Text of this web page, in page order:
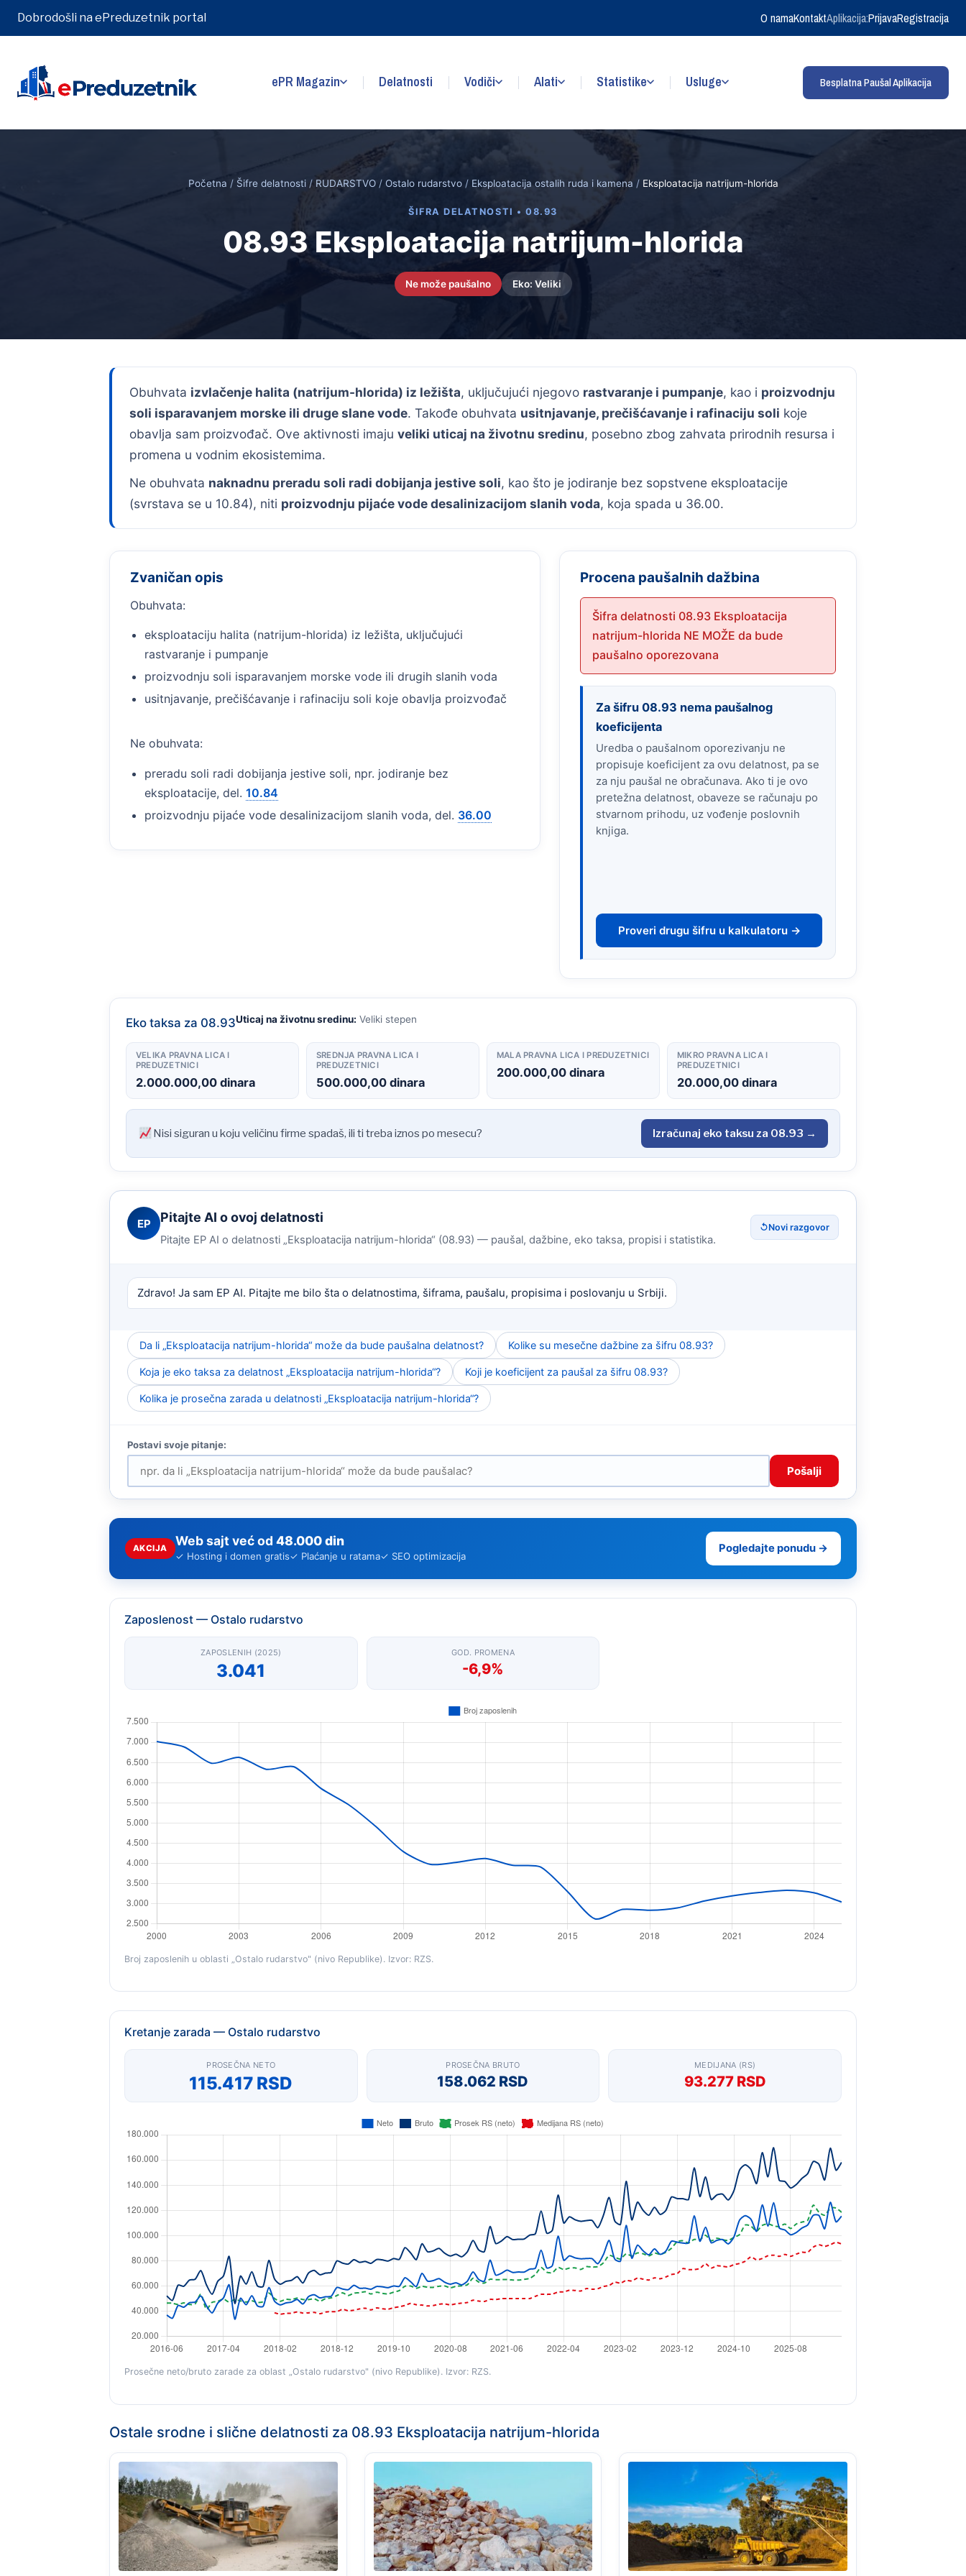
Dobrodošli na ePreduzetnik portal O namaKontaktAplikacija:PrijavaRegistracija
ePR Magazin Delatnosti Vodiči Alati Statistike Usluge Besplatna Paušal Aplikacija
Početna / Šifre delatnosti/ RUDARSTVO/ Ostalo rudarstvo/ Eksploatacija ostalih ruda i kamena / Eksploatacija natrijum-hlorida
ŠIFRA DELATNOSTI • 08.93
08.93 Eksploatacija natrijum-hlorida
Ne može paušalno Eko: Veliki
Obuhvata izvlačenje halita (natrijum-hlorida) iz ležišta, uključujući njegovo rastvaranje i pumpanje, kao i proizvodnju
soli isparavanjem morske ili druge slane vode. Takođe obuhvata usitnjavanje, prečišćavanje i rafinaciju soli koje
obavlja sam proizvođač. Ove aktivnosti imaju veliki uticaj na životnu sredinu, posebno zbog zahvata prirodnih resursa i
promena u vodnim ekosistemima.
Ne obuhvata naknadnu preradu soli radi dobijanja jestive soli, kao što je jodiranje bez sopstvene eksploatacije
(svrstava se u 10.84), niti proizvodnju pijaće vode desalinizacijom slanih voda, koja spada u 36.00.
Zvaničan opis
Obuhvata:
eksploataciju halita (natrijum-hlorida) iz ležišta, uključujući
rastvaranje i pumpanje
proizvodnju soli isparavanjem morske vode ili drugih slanih voda
usitnjavanje, prečišćavanje i rafinaciju soli koje obavlja proizvođač
Ne obuhvata:
preradu soli radi dobijanja jestive soli, npr. jodiranje bez
eksploatacije, del. 10.84
proizvodnju pijaće vode desalinizacijom slanih voda, del. 36.00
Procena paušalnih dažbina
Šifra delatnosti 08.93 Eksploatacija
natrijum-hlorida NE MOŽE da bude
paušalno oporezovana
Za šifru 08.93 nema paušalnog
koeficijenta
Uredba o paušalnom oporezivanju ne
propisuje koeficijent za ovu delatnost, pa se
za nju paušal ne obračunava. Ako ti je ovo
pretežna delatnost, obaveze se računaju po
stvarnom prihodu, uz vođenje poslovnih
knjiga.
Proveri drugu šifru u kalkulatoru →
Eko taksa za 08.93Uticaj na životnu sredinu: Veliki stepen
VELIKA PRAVNA LICA I
PREDUZETNICI
2.000.000,00 dinara
SREDNJA PRAVNA LICA I
PREDUZETNICI
500.000,00 dinara
MALA PRAVNA LICA I PREDUZETNICI
200.000,00 dinara
MIKRO PRAVNA LICA I
PREDUZETNICI
20.000,00 dinara
Nisi siguran u koju veličinu firme spadaš, ili ti treba iznos po mesecu? Izračunaj eko taksu za 08.93 →
EP Pitajte AI o ovoj delatnosti
Pitajte EP AI o delatnosti „Eksploatacija natrijum-hlorida“ (08.93) — paušal, dažbine, eko taksa, propisi i statistika.
↺Novi razgovor
Zdravo! Ja sam EP AI. Pitajte me bilo šta o delatnostima, šiframa, paušalu, propisima i poslovanju u Srbiji.
Da li „Eksploatacija natrijum-hlorida“ može da bude paušalna delatnost? Kolike su mesečne dažbine za šifru 08.93?
Koja je eko taksa za delatnost „Eksploatacija natrijum-hlorida“? Koji je koeficijent za paušal za šifru 08.93?
Kolika je prosečna zarada u delatnosti „Eksploatacija natrijum-hlorida“?
Pošalji
AKCIJA Web sajt već od 48.000 din
✓ Hosting i domen gratis✓ Plaćanje u ratama✓ SEO optimizacija
Pogledajte ponudu →
Zaposlenost — Ostalo rudarstvo
ZAPOSLENIH (2025)
3.041
GOD. PROMENA
-6,9%
Broj zaposlenih u oblasti „Ostalo rudarstvo" (nivo Republike). Izvor: RZS.
Kretanje zarada — Ostalo rudarstvo
PROSEČNA NETO
115.417 RSD
PROSEČNA BRUTO
158.062 RSD
MEDIJANA (RS)
93.277 RSD
Prosečne neto/bruto zarade za oblast „Ostalo rudarstvo" (nivo Republike). Izvor: RZS.
Ostale srodne i slične delatnosti za 08.93 Eksploatacija natrijum-hlorida